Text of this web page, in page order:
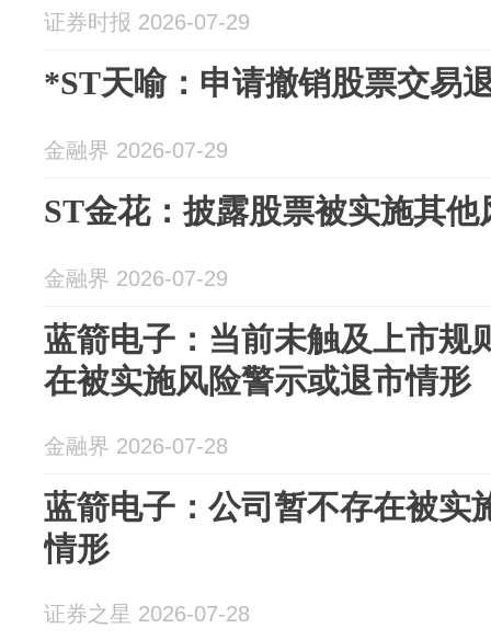
证券时报 2026-07-29
*ST天喻：申请撤销股票交易
金融界 2026-07-29
ST金花：披露股票被实施其
金融界 2026-07-29
蓝箭电子：当前未触及上市规
在被实施风险警示或退市情形
金融界 2026-07-28
蓝箭电子：公司暂不存在被实
情形
证券之星 2026-07-28